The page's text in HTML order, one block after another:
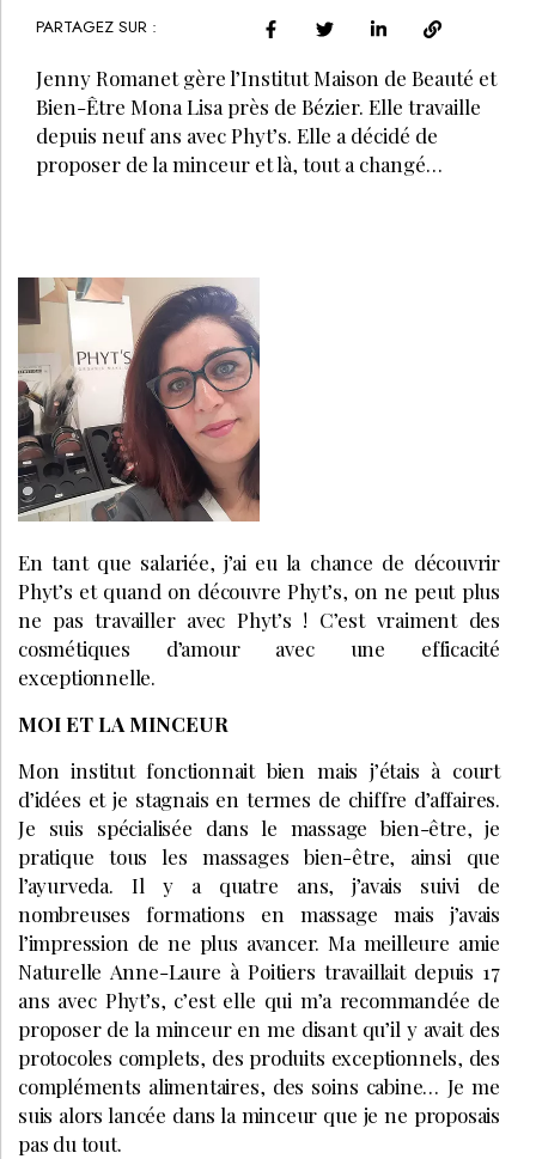
PARTAGEZ SUR :
Jenny Romanet gère l’Institut Maison de Beauté et
Bien-Être Mona Lisa près de Bézier. Elle travaille
depuis neuf ans avec Phyt’s. Elle a décidé de
proposer de la minceur et là, tout a changé…
En tant que salariée, j’ai eu la chance de découvrir
Phyt’s et quand on découvre Phyt’s, on ne peut plus
ne pas travailler avec Phyt’s ! C’est vraiment des
cosmétiques d’amour avec une efficacité
exceptionnelle.
MOI ET LA MINCEUR
Mon institut fonctionnait bien mais j’étais à court
d’idées et je stagnais en termes de chiffre d’affaires.
Je suis spécialisée dans le massage bien-être, je
pratique tous les massages bien-être, ainsi que
l’ayurveda. Il y a quatre ans, j’avais suivi de
nombreuses formations en massage mais j’avais
l’impression de ne plus avancer. Ma meilleure amie
Naturelle Anne-Laure à Poitiers travaillait depuis 17
ans avec Phyt’s, c’est elle qui m’a recommandée de
proposer de la minceur en me disant qu’il y avait des
protocoles complets, des produits exceptionnels, des
compléments alimentaires, des soins cabine… Je me
suis alors lancée dans la minceur que je ne proposais
pas du tout.